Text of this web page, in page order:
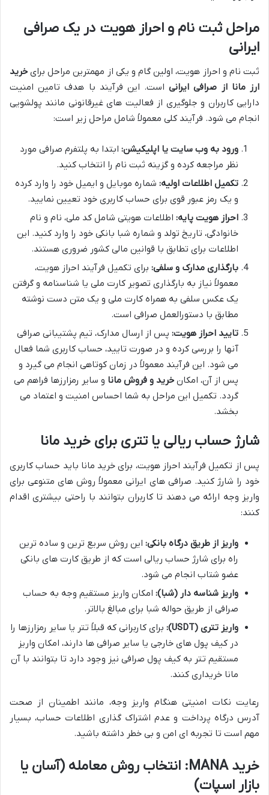
مراحل ثبت نام و احراز هویت در یک صرافی
ایرانی
ثبت نام و احراز هویت، اولین گام و یکی از مهمترین مراحل برای خرید
ارز مانا از صرافی ایرانیاست. این فرآیند با هدف تامین امنیت
دارایی کاربران و جلوگیری از فعالیت های غیرقانونی مانند پولشویی
انجام می شود. فرآیند کلی معمولاً شامل مراحل زیر است:
ورود به وب سایت یا اپلیکیشن: ابتدا به پلتفرم صرافی مورد
نظر مراجعه کرده و گزینه ثبت نام را انتخاب کنید.
تکمیل اطلاعات اولیه: شماره موبایل و ایمیل خود را وارد کرده
و یک رمز عبور قوی برای حساب کاربری خود تعیین نمایید.
احراز هویت پایه: اطلاعات هویتی شامل کد ملی، نام و نام
خانوادگی، تاریخ تولد و شماره شبا بانکی خود را وارد کنید. این
اطلاعات برای تطابق با قوانین مالی کشور ضروری هستند.
بارگذاری مدارک و سلفی: برای تکمیل فرآیند احراز هویت،
معمولاً نیاز به بارگذاری تصویر کارت ملی یا شناسنامه و گرفتن
یک عکس سلفی به همراه کارت ملی و یک متن دست نوشته
مطابق با دستورالعمل صرافی است.
تایید احراز هویت: پس از ارسال مدارک، تیم پشتیبانی صرافی
آنها را بررسی کرده و در صورت تایید، حساب کاربری شما فعال
می شود. این فرآیند معمولاً در زمان کوتاهی انجام می گیرد و
پس از آن، امکان خرید و فروش مانا و سایر رمزارزها فراهم می
گردد. تکمیل این مراحل به شما احساس امنیت و اعتماد می
بخشد.
شارژ حساب ریالی یا تتری برای خرید مانا
پس از تکمیل فرآیند احراز هویت، برای خرید مانا باید حساب کاربری
خود را شارژ کنید. صرافی های ایرانی معمولاً روش های متنوعی برای
واریز وجه ارائه می دهند تا کاربران بتوانند با راحتی بیشتری اقدام
کنند:
واریز از طریق درگاه بانکی: این روش سریع ترین و ساده ترین
راه برای شارژ حساب ریالی است که از طریق کارت های بانکی
عضو شتاب انجام می شود.
واریز شناسه دار (شبا): امکان واریز مستقیم وجه به حساب
صرافی از طریق حواله شبا برای مبالغ بالاتر.
واریز تتری (USDT):
برای کاربرانی که قبلاً تتر یا سایر رمزارزها را
در کیف پول های خارجی یا سایر صرافی ها دارند، امکان واریز
مستقیم تتر به کیف پول صرافی نیز وجود دارد تا بتوانند با آن
مانا خریداری کنند.
رعایت نکات امنیتی هنگام واریز وجه، مانند اطمینان از صحت
آدرس درگاه پرداخت و عدم اشتراک گذاری اطلاعات حساب، بسیار
مهم است تا تجربه ای امن و بی خطر داشته باشید.
خرید MANA: انتخاب روش معامله (آسان یا
بازار اسپات)